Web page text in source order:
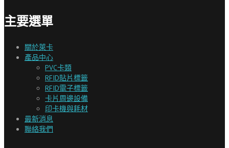
主要選單
關於萊卡
產品中心
PVC卡類
RFID貼片標籤
RFID電子標籤
卡片周邊設備
印卡機與耗材
最新消息
聯絡我們